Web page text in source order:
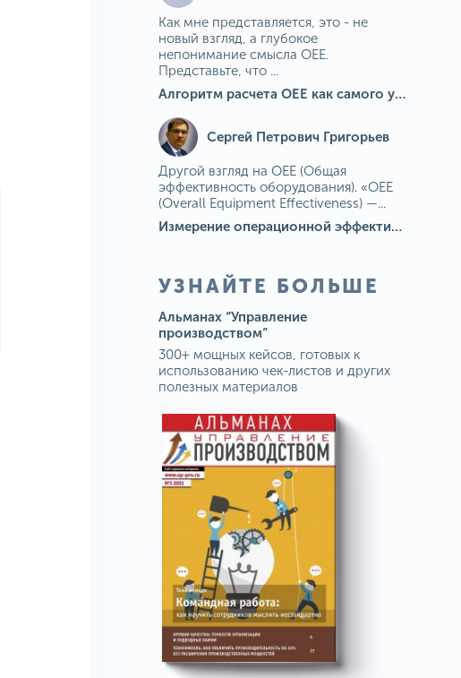
Как мне представляется, это - не
новый взгляд, а глубокое
непонимание смысла OEE.
Представьте, что ...
Алгоритм расчета ОЕЕ как самого универсального и современного показателя эффективности оборудования в мире
Сергей Петрович Григорьев
Другой взгляд на OEE (Общая
эффективность оборудования). «OEE
(Overall Equipment Effectiveness) —...
Измерение операционной эффективности: ключевые показатели для непрерывного совершенствования
УЗНАЙТЕ БОЛЬШЕ
Альманах “Управление
производством”
300+ мощных кейсов, готовых к
использованию чек-листов и других
полезных материалов